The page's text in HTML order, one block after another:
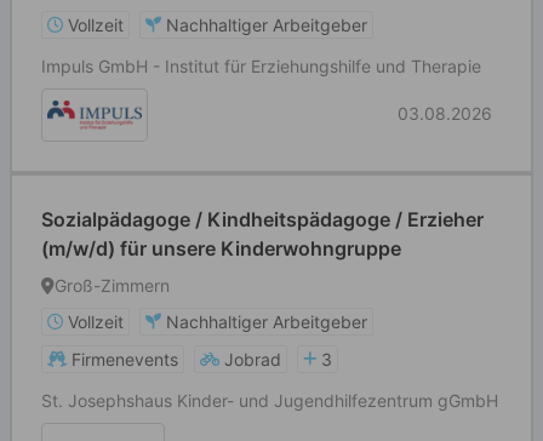
Vollzeit
Nachhaltiger Arbeitgeber
Impuls GmbH - Institut für Erziehungshilfe und Therapie
03.08.2026
Sozialpädagoge / Kindheitspädagoge / Erzieher
(m/w/d) für unsere Kinderwohngruppe
Groß-Zimmern
Vollzeit
Nachhaltiger Arbeitgeber
Firmenevents
Jobrad
3
St. Josephshaus Kinder- und Jugendhilfezentrum gGmbH